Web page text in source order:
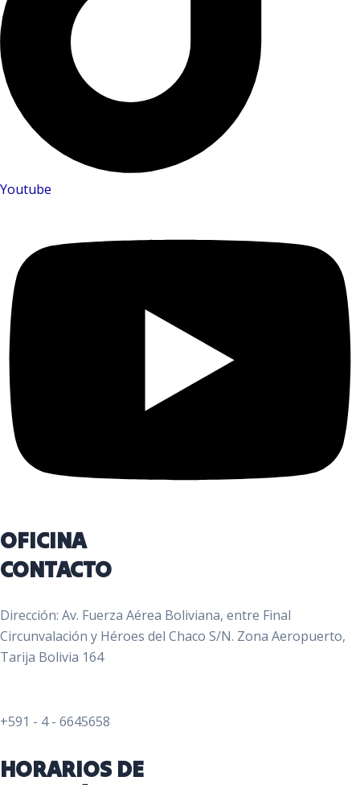
Youtube
OFICINA
CONTACTO
Dirección: Av. Fuerza Aérea Boliviana, entre Final
Circunvalación y Héroes del Chaco S/N. Zona Aeropuerto,
Tarija Bolivia 164
+591 - 4 - 6645658
HORARIOS DE